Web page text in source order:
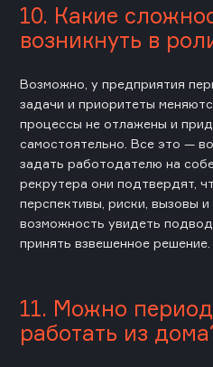
10. Какие
возникнуть в
Возможно, у предприятия
задачи и приоритеты
процессы не отлажены и
самостоятельно. Все это —
задать работодателю на
рекрутера они подтвердят,
перспективы, риски, вызовы
возможность увидеть
принять взвешенное решение.
11. Можно
работать из